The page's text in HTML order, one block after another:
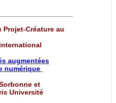
Créature au
augmentées
numérique
et
Université